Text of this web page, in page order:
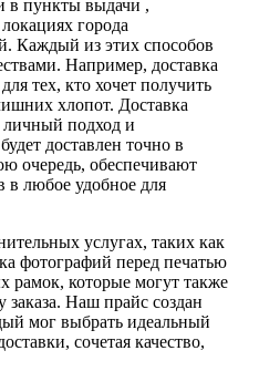
в пункты выдачи ,
города
Каждый из этих способов
Например, доставка
тех, кто хочет получить
хлопот. Доставка
личный подход и
доставлен точно в
очередь, обеспечивают
в любое удобное для
услугах, таких как
фотографий перед печатью
рамок, которые могут также
Наш прайс создан
мог выбрать идеальный
сочетая качество,